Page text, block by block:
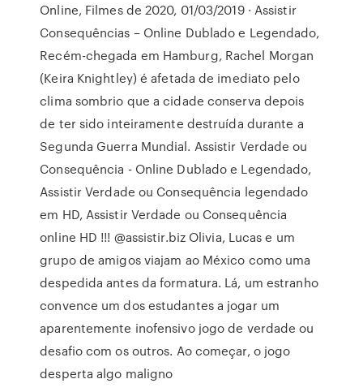
Online, Filmes de 2020, 01/03/2019 · Assistir
Consequências – Online Dublado e Legendado,
Recém-chegada em Hamburg, Rachel Morgan
(Keira Knightley) é afetada de imediato pelo
clima sombrio que a cidade conserva depois
de ter sido inteiramente destruída durante a
Segunda Guerra Mundial. Assistir Verdade ou
Consequência - Online Dublado e Legendado,
Assistir Verdade ou Consequência legendado
em HD, Assistir Verdade ou Consequência
online HD !!! @assistir.biz Olivia, Lucas e um
grupo de amigos viajam ao México como uma
despedida antes da formatura. Lá, um estranho
convence um dos estudantes a jogar um
aparentemente inofensivo jogo de verdade ou
desafio com os outros. Ao começar, o jogo
desperta algo maligno